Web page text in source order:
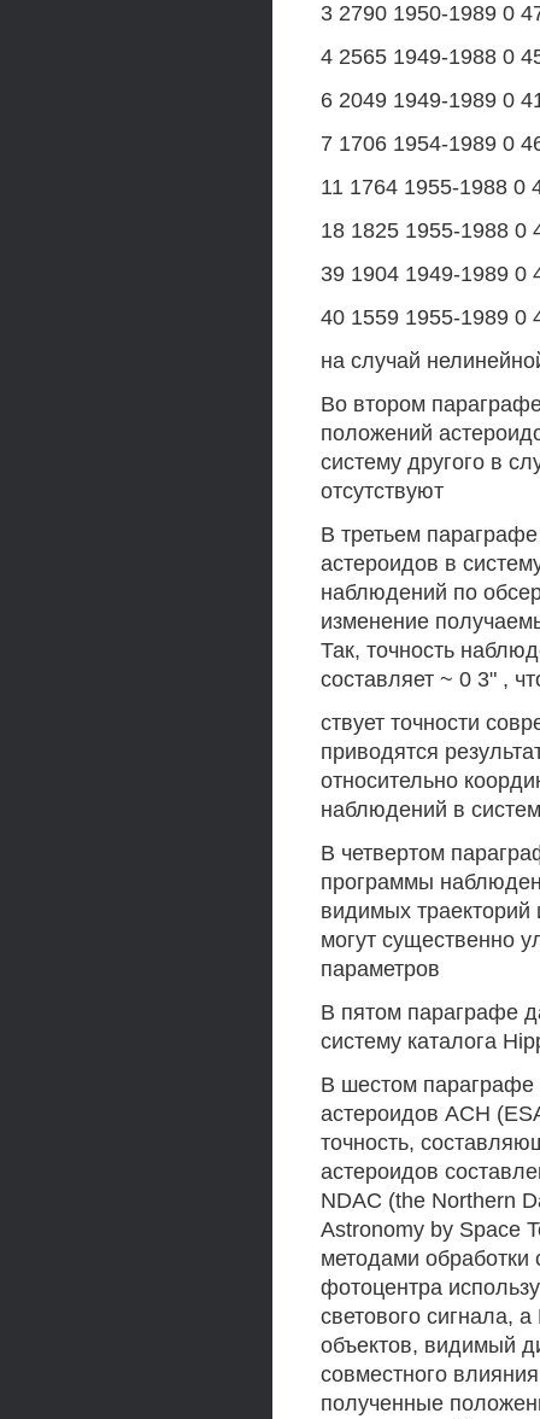
3 2790 1950-1989 0
4 2565 1949-1988 0
6 2049 1949-1989 0
7 1706 1954-1989 0
11 1764 1955-1988 0
18 1825 1955-1988 0
39 1904 1949-1989 0
40 1559 1955-1989 0
на случай
Во втором
положений
систему другого в
отсутствуют
В третьем
астероидов в
наблюдений по
изменение
Так, точность
составляет ~ 0 3" ,
ствует точности
приводятся
относительно
наблюдений в
В четвертом
программы
видимых
могут существенно
параметров
В пятом параграфе
систему каталога
В шестом
астероидов АСН
точность,
астероидов
NDAC (the Northern
Astronomy by Space
методами обработки
фотоцентра
светового сигнала,
объектов, видимый
совместного
полученные